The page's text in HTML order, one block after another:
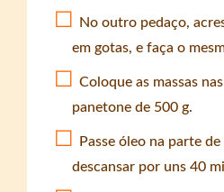
No outro pedaço,
em gotas, e faça o
Coloque as massas
panetone de 500 g.
Passe óleo na parte
descansar por uns 40